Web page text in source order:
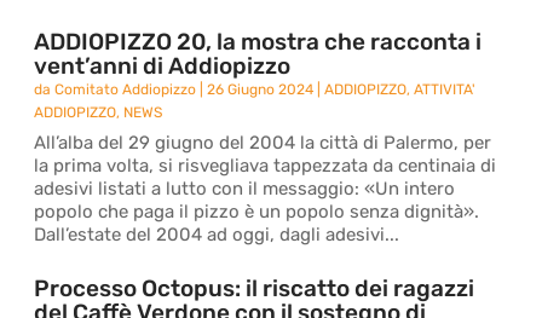
ADDIOPIZZO 20, la mostra che racconta i
vent’anni di Addiopizzo
daComitato Addiopizzo |26 Giugno 2024 |ADDIOPIZZO,ATTIVITA'
ADDIOPIZZO, NEWS
All’alba del 29 giugno del 2004 la città di Palermo, per
la prima volta, si risvegliava tappezzata da centinaia di
adesivi listati a lutto con il messaggio: «Un intero
popolo che paga il pizzo è un popolo senza dignità».
Dall’estate del 2004 ad oggi, dagli adesivi...
Processo Octopus: il riscatto dei ragazzi